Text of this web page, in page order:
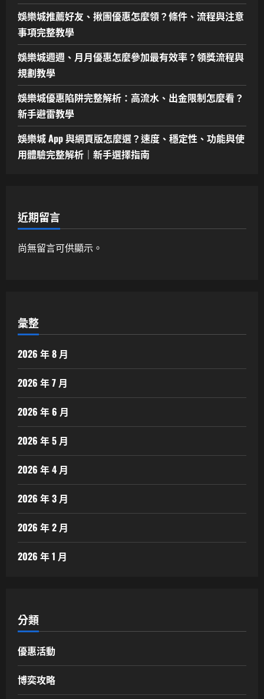
娛樂城推薦好友、揪團優惠怎麼領？條件、流程與注意
事項完整教學
娛樂城週週、月月優惠怎麼參加最有效率？領獎流程與
規劃教學
娛樂城優惠陷阱完整解析：高流水、出金限制怎麼看？
新手避雷教學
娛樂城 App 與網頁版怎麼選？速度、穩定性、功能與使
用體驗完整解析｜新手選擇指南
近期留言
尚無留言可供顯示。
彙整
2026 年 8 月
2026 年 7 月
2026 年 6 月
2026 年 5 月
2026 年 4 月
2026 年 3 月
2026 年 2 月
2026 年 1 月
分類
優惠活動
博奕攻略